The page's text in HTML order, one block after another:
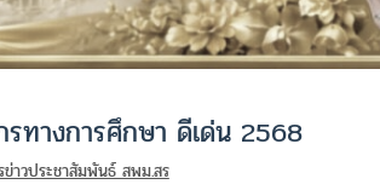
ทางการศึกษา ดีเด่น 2568
ข่าวประชาสัมพันธ์ สพม.สร